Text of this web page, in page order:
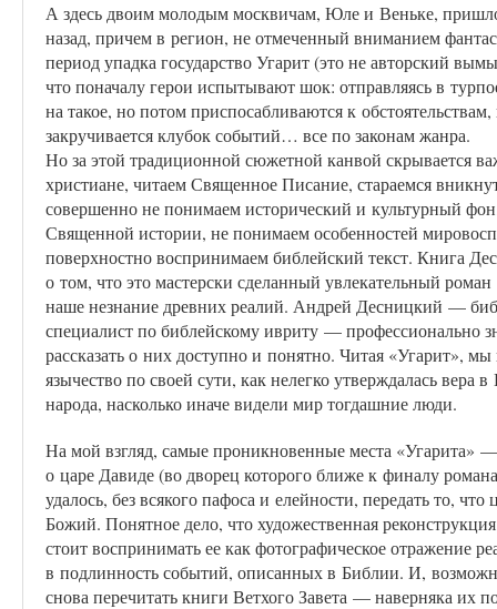
А здесь двоим молодым москвичам, Юле и Веньке,
назад, причем в регион, не отмеченный вниманием
период упадка государство Угарит (это не авторский
что поначалу герои испытывают шок: отправляясь в
на такое, но потом приспосабливаются к
закручивается клубок событий… все по законам жанра.
Но за этой традиционной сюжетной канвой скрывается
христиане, читаем Священное Писание, стараемся
совершенно не понимаем исторический и культурный
Священной истории, не понимаем особенностей
поверхностно воспринимаем библейский текст. Книга
о том, что это мастерски сделанный увлекательный
наше незнание древних реалий. Андрей Десницкий —
специалист по библейскому ивриту — профессионально
рассказать о них доступно и понятно. Читая «Угарит», мы
язычество по своей сути, как нелегко утверждалась вера
народа, насколько иначе видели мир тогдашние люди.
На мой взгляд, самые проникновенные места «Угарита» —
о царе Давиде (во дворец которого ближе к финалу
удалось, без всякого пафоса и елейности, передать то,
Божий. Понятное дело, что художественная
стоит воспринимать ее как фотографическое отражение
в подлинность событий, описанных в Библии. И,
снова перечитать книги Ветхого Завета — наверняка их